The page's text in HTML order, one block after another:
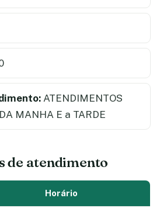
ATENDIMENTOS
MANHA E a TARDE
de atendimento
Horário